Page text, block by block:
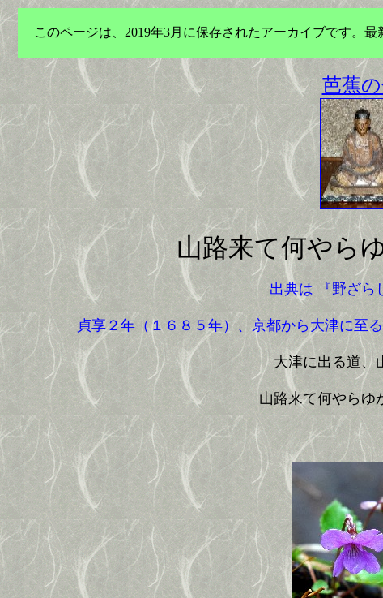
このページは、2019年3月に保存されたアーカイブです。
芭蕉
山路来て何やら
出典は 『野ざら
貞享２年（１６８５年）、京都から大津に至
大津に出る道、山
山路来て何やらゆ